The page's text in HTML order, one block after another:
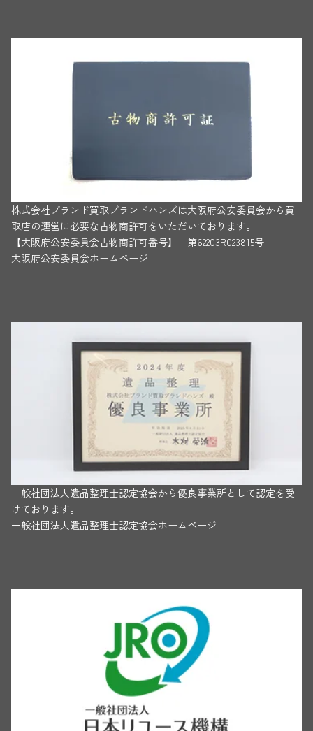
株式会社ブランド買取ブランドハンズは大阪府公安委員会から買
取店の運営に必要な古物商許可をいただいております。
【大阪府公安委員会古物商許可番号】 第62203R023815号
大阪府公安委員会ホームページ
一般社団法人遺品整理士認定協会から優良事業所として認定を受
けております。
一般社団法人遺品整理士認定協会ホームページ